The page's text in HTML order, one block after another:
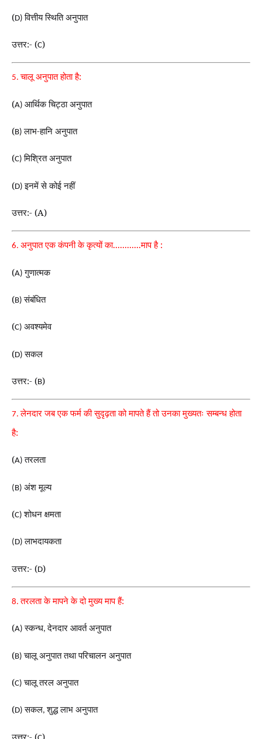
(D)वित्तीय स्थिति अनुपात
उत्तर:- (C)
5.चालू अनुपात होता है:
(A) आर्थिक चिट्ठा अनुपात
(B)लाभ-हानि अनुपात
(C)मिश्रित अनुपात
(D)इनमें से कोई नहीं
उत्तर:- (A)
6. अनुपात एक कंपनी के कृत्यों का............माप है :
(A)गुणात्मक
(B)संबंधित
(C) अवश्यमेव
(D)सकल
उत्तर:- (B)
7.लेनदार जब एक फर्म की सुदृढ़ता को मापते हैं तो उनका मुख्यतः सम्बन्ध होता
है:
(A)तरलता
(B) अंश मूल्य
(C)शोधन क्षमता
(D)लाभदायकता
उत्तर:- (D)
8.तरलता के मापने के दो मुख्य माप हैं:
(A)स्कन्ध,देनदार आवर्त अनुपात
(B)चालू अनुपात तथा परिचालन अनुपात
(C)चालू तरल अनुपात
(D)सकल,शुद्ध लाभ अनुपात
उत्तर:- ( )